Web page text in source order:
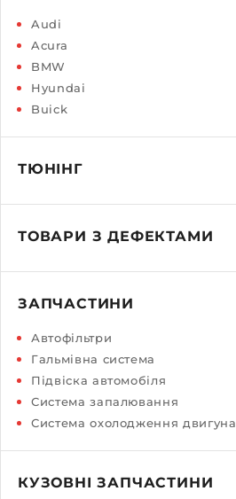
Audi
Acura
BMW
Hyundai
Buick
ТЮНІНГ
ТОВАРИ З ДЕФЕКТАМИ
ЗАПЧАСТИНИ
Автофільтри
Гальмівна система
Підвіска автомобіля
Система запалювання
Система охолодження двигуна
КУЗОВНІ ЗАПЧАСТИНИ